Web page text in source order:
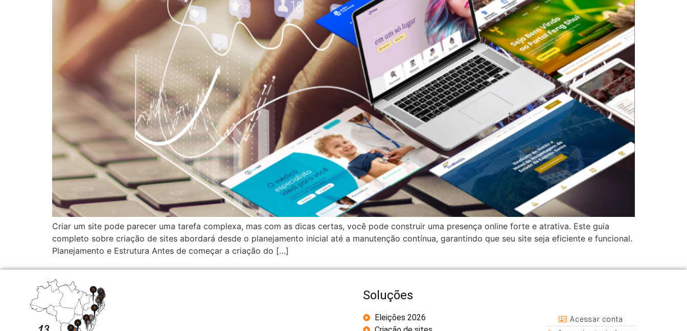
Criar um site pode parecer uma tarefa complexa, mas com as dicas certas, você pode construir uma presença online forte e atrativa. Este guia
completo sobre criação de sites abordará desde o planejamento inicial até a manutenção contínua, garantindo que seu site seja eficiente e funcional.
Planejamento e Estrutura Antes de começar a criação do […]
Soluções
Eleições 2026
Acessar conta